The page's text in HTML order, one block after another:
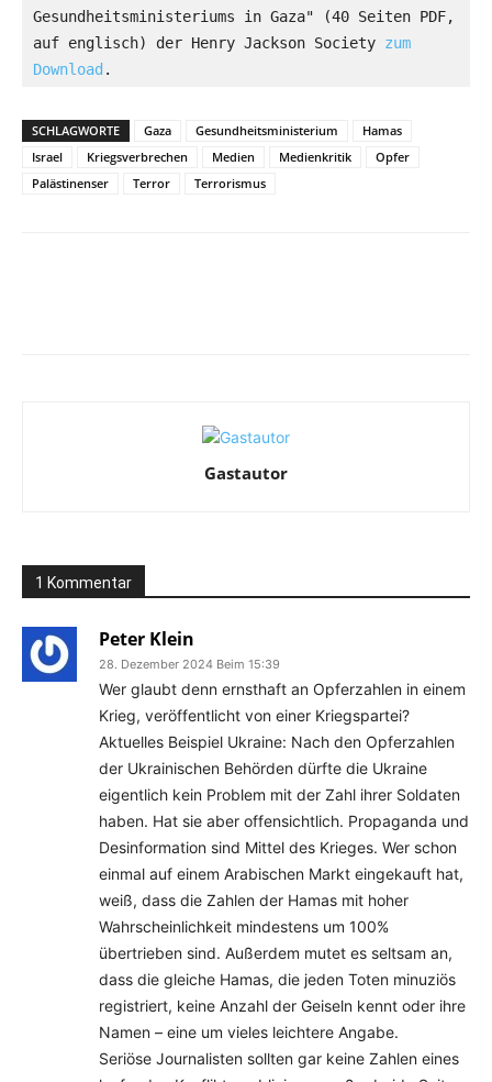
Gesundheitsministeriums in Gaza" (40 Seiten PDF,
auf englisch) der Henry Jackson Society zum
Download .
SCHLAGWORTE Gaza Gesundheitsministerium
Hamas
Israel
Kriegsverbrechen Medien Medienkritik
Opfer
Palästinenser
Terror Terrorismus
Gastautor
1 Kommentar
Peter Klein
28. Dezember 2024 Beim 15:39
Wer glaubt denn ernsthaft an Opferzahlen in einem
Krieg, veröffentlicht von einer Kriegspartei?
Aktuelles Beispiel Ukraine: Nach den Opferzahlen
der Ukrainischen Behörden dürfte die Ukraine
eigentlich kein Problem mit der Zahl ihrer Soldaten
haben. Hat sie aber offensichtlich. Propaganda und
Desinformation sind Mittel des Krieges. Wer schon
einmal auf einem Arabischen Markt eingekauft hat,
weiß, dass die Zahlen der Hamas mit hoher
Wahrscheinlichkeit mindestens um 100%
übertrieben sind. Außerdem mutet es seltsam an,
dass die gleiche Hamas, die jeden Toten minuziös
registriert, keine Anzahl der Geiseln kennt oder ihre
Namen – eine um vieles leichtere Angabe.
Seriöse Journalisten sollten gar keine Zahlen eines